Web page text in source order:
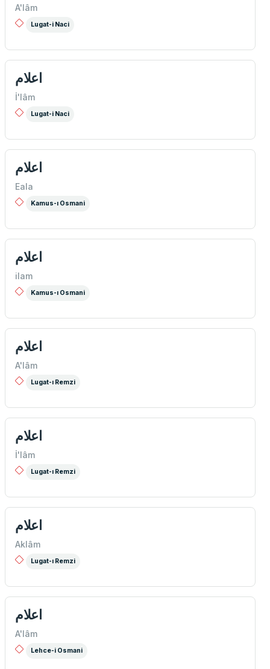
A'lâm
Lugat-i Naci
اعلام
İ'lâm
Lugat-i Naci
اعلام
Eala
Kamus-ı Osmani
اعلام
ilam
Kamus-ı Osmani
اعلام
A'lâm
Lugat-ı Remzi
اعلام
İ'lâm
Lugat-ı Remzi
اعلام
Aklâm
Lugat-ı Remzi
اعلام
A'lâm
Lehce-i Osmani